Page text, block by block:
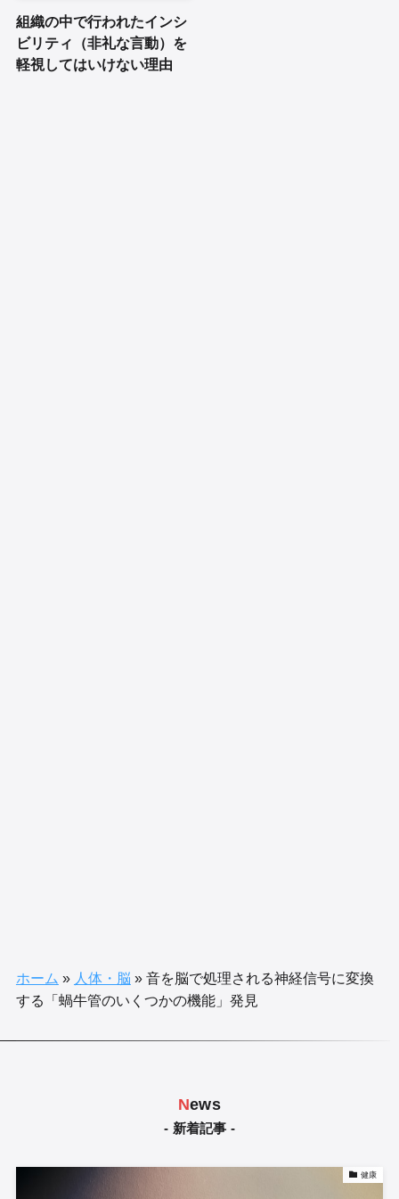
組織の中で行われたインシ
ビリティ（非礼な言動）を
軽視してはいけない理由
ホーム » 人体・脳 »音を脳で処理される神経信号に変換
する「蝸牛管のいくつかの機能」発見
News
- 新着記事 -
健康